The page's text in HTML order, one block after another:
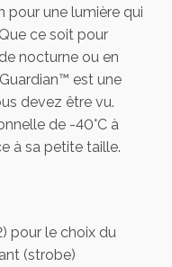
pour une lumière qui
ce soit pour
nocturne ou en
est une
devez être vu.
de -40°C à
à sa petite taille.
pour le choix du
(strobe)